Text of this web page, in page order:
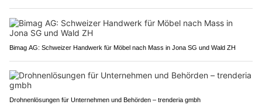
Bimag AG: Schweizer Handwerk für Möbel nach Mass in Jona SG und Wald ZH
Drohnenlösungen für Unternehmen und Behörden – trenderia gmbh